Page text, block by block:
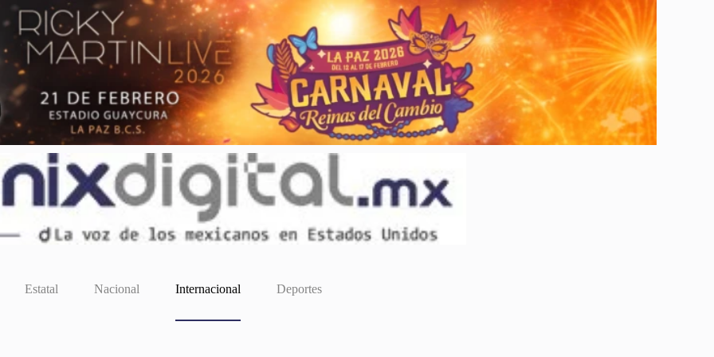
Estatal Nacional Internacional Deportes